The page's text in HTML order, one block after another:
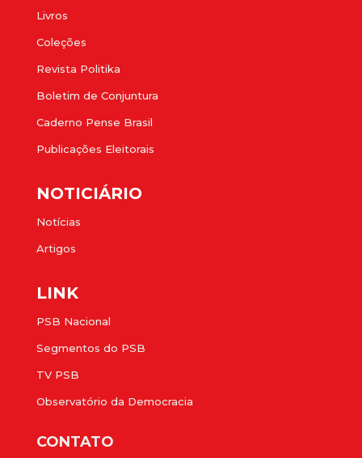
Livros
Coleções
Revista Politika
Boletim de Conjuntura
Caderno Pense Brasil
Publicações Eleitorais
NOTICIÁRIO
Notícias
Artigos
LINK
PSB Nacional
Segmentos do PSB
TV PSB
Observatório da Democracia
CONTATO